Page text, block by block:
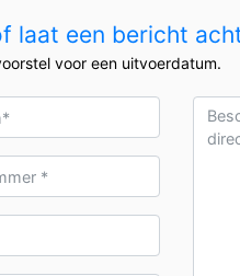
laat een bericht
voor een uitvoerdatum.